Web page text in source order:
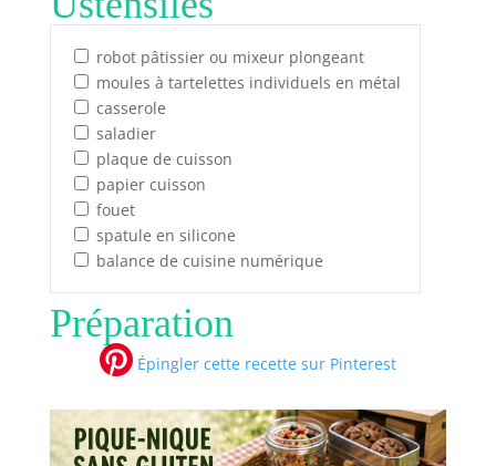
robot pâtissier ou mixeur plongeant
moules à tartelettes individuels en métal
casserole
saladier
plaque de cuisson
papier cuisson
fouet
spatule en silicone
balance de cuisine numérique
Préparation
Épingler cette recette sur Pinterest